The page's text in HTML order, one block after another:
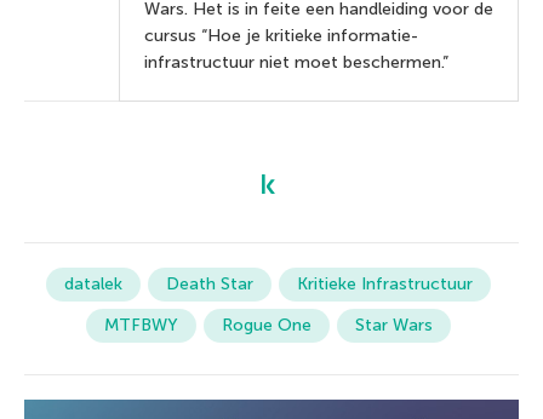
Wars. Het is in feite een handleiding voor de
cursus “Hoe je kritieke informatie-
infrastructuur niet moet beschermen.”
datalek Death Star
Kritieke Infrastructuur
MTFBWY
Rogue One Star Wars